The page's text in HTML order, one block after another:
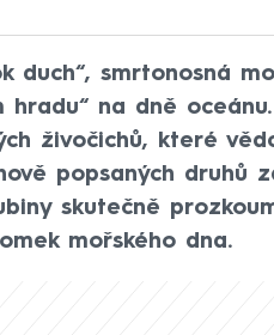
duch“, smrtonosná
hradu“ na dně
živočichů, které
popsaných druhů
skutečně
mořského dna.